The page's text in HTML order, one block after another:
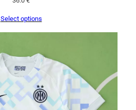
Select options